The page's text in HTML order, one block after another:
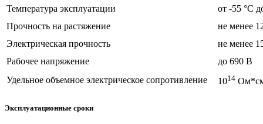
Температура эксплуатации
от -55 °C
Прочность на растяжение
не менее
Электрическая прочность
не менее
Рабочее напряжение
до 690 В
Удельное объемное электрическое сопротивление
1014
Эксплуатационные сроки